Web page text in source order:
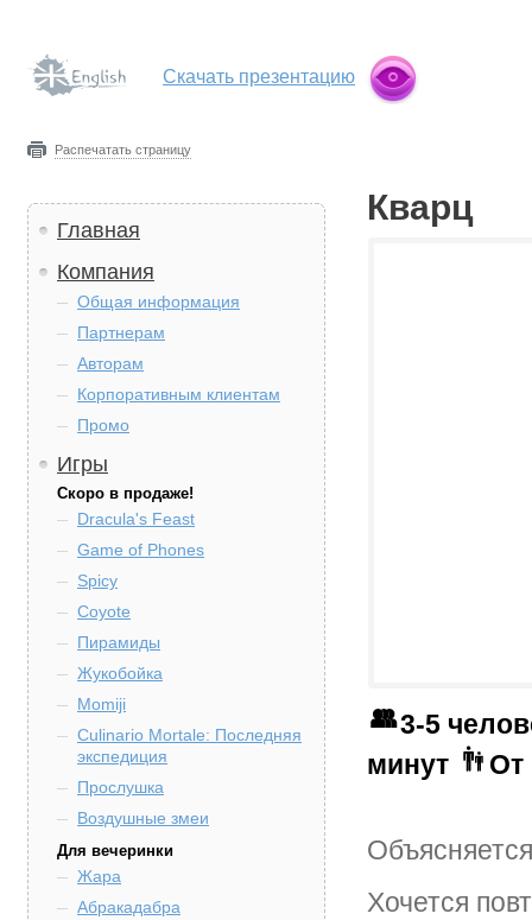
Скачать презентацию
Распечатать страницу
Главная
Компания
Общая информация
Партнерам
Авторам
Корпоративным клиентам
Промо
Игры
Скоро в продаже!
Dracula's Feast
Game of Phones
Spicy
Coyote
Пирамиды
Жукобойка
Momiji
Culinario Mortale: Последняя
экспедиция
Прослушка
Воздушные змеи
Для вечеринки
Жара
Абракадабра
Кварц
3-5
минут
От
Хочется